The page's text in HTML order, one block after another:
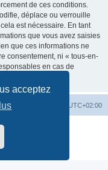
acceptez
de ces conditions.
déplace ou verrouille
est nécessaire. En tant
que vous avez saisies
que ces informations ne
consentement, ni « tous-en-
en cas de
UTC+02:00
© phpBB Limited